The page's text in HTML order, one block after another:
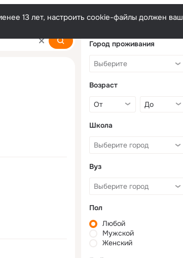
13 лет, настроить cookie-файлы должен ваш
Город проживания
Возраст
Школа
Вуз
Пол
Любой
Мужской
Женский